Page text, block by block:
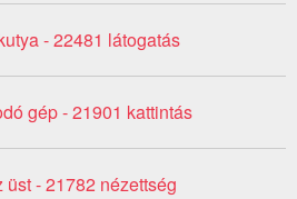
- 22481 látogatás
gép - 21901 kattintás
- 21782 nézettség